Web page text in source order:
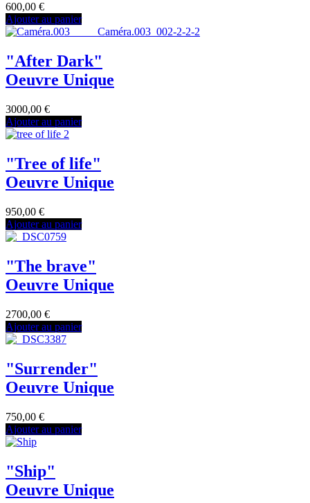
600,00 €
Ajouter au panier
"After Dark"
Oeuvre Unique
3000,00 €
Ajouter au panier
"Tree of life"
Oeuvre Unique
950,00 €
Ajouter au panier
"The brave"
Oeuvre Unique
2700,00 €
Ajouter au panier
"Surrender"
Oeuvre Unique
750,00 €
Ajouter au panier
"Ship"
Oeuvre Unique